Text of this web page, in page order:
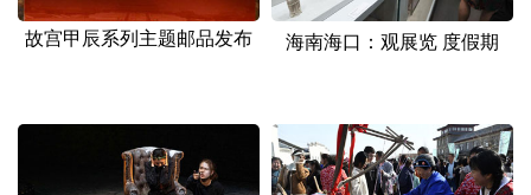
新疆 内蒙古 黑龙江
Español Français عربى
故宫甲辰系列主题邮品发布 海南海口：观展览 度假期